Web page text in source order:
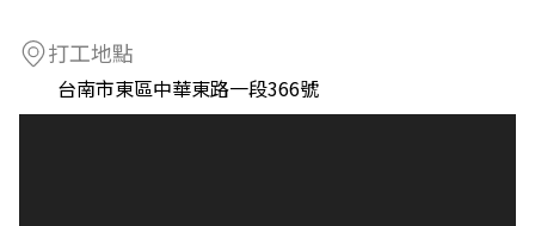
打工地點
台南市東區中華東路一段366號